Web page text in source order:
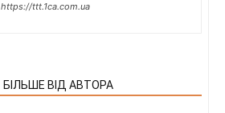
https://ttt.1ca.com.ua
БІЛЬШЕ ВІД АВТОРА